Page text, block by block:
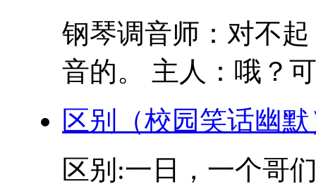
钢琴调音师：对不
音的。 主人：哦？
区别（校园笑话幽
区别:一日，一个哥